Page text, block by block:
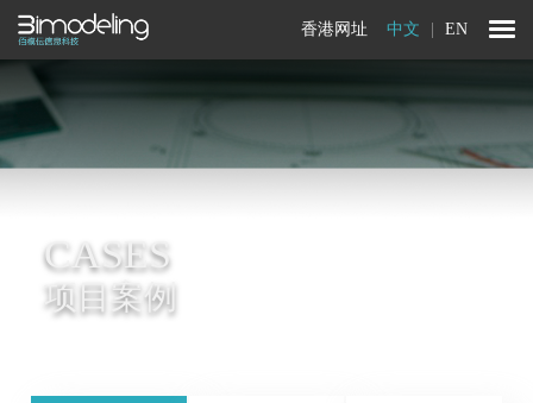
中文 EN
香港网址
CASES
项目案例